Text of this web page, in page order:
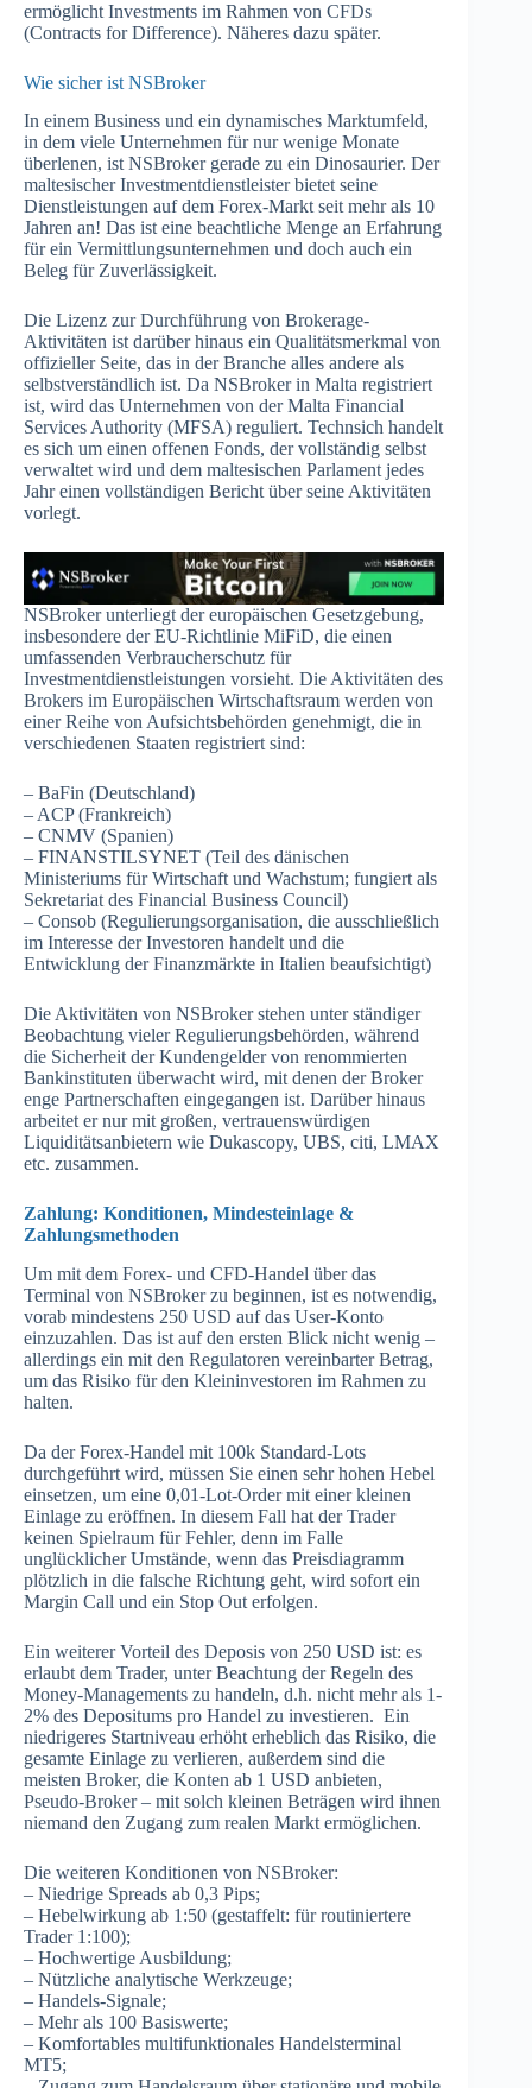
ermöglicht Investments im Rahmen von CFDs
(Contracts for Difference). Näheres dazu später.
Wie sicher ist NSBroker
In einem Business und ein dynamisches Marktumfeld,
in dem viele Unternehmen für nur wenige Monate
überlenen, ist NSBroker gerade zu ein Dinosaurier. Der
maltesischer Investmentdienstleister bietet seine
Dienstleistungen auf dem Forex-Markt seit mehr als 10
Jahren an! Das ist eine beachtliche Menge an Erfahrung
für ein Vermittlungsunternehmen und doch auch ein
Beleg für Zuverlässigkeit.
Die Lizenz zur Durchführung von Brokerage-
Aktivitäten ist darüber hinaus ein Qualitätsmerkmal von
offizieller Seite, das in der Branche alles andere als
selbstverständlich ist. Da NSBroker in Malta registriert
ist, wird das Unternehmen von der Malta Financial
Services Authority (MFSA) reguliert. Technsich handelt
es sich um einen offenen Fonds, der vollständig selbst
verwaltet wird und dem maltesischen Parlament jedes
Jahr einen vollständigen Bericht über seine Aktivitäten
vorlegt.
NSBroker unterliegt der europäischen Gesetzgebung,
insbesondere der EU-Richtlinie MiFiD, die einen
umfassenden Verbraucherschutz für
Investmentdienstleistungen vorsieht. Die Aktivitäten des
Brokers im Europäischen Wirtschaftsraum werden von
einer Reihe von Aufsichtsbehörden genehmigt, die in
verschiedenen Staaten registriert sind:
– BaFin (Deutschland)
– ACP (Frankreich)
– CNMV (Spanien)
– FINANSTILSYNET (Teil des dänischen
Ministeriums für Wirtschaft und Wachstum; fungiert als
Sekretariat des Financial Business Council)
– Consob (Regulierungsorganisation, die ausschließlich
im Interesse der Investoren handelt und die
Entwicklung der Finanzmärkte in Italien beaufsichtigt)
Die Aktivitäten von NSBroker stehen unter ständiger
Beobachtung vieler Regulierungsbehörden, während
die Sicherheit der Kundengelder von renommierten
Bankinstituten überwacht wird, mit denen der Broker
enge Partnerschaften eingegangen ist. Darüber hinaus
arbeitet er nur mit großen, vertrauenswürdigen
Liquiditätsanbietern wie Dukascopy, UBS, citi, LMAX
etc. zusammen.
Zahlung: Konditionen, Mindesteinlage &
Zahlungsmethoden
Um mit dem Forex- und CFD-Handel über das
Terminal von NSBroker zu beginnen, ist es notwendig,
vorab mindestens 250 USD auf das User-Konto
einzuzahlen. Das ist auf den ersten Blick nicht wenig –
allerdings ein mit den Regulatoren vereinbarter Betrag,
um das Risiko für den Kleininvestoren im Rahmen zu
halten.
Da der Forex-Handel mit 100k Standard-Lots
durchgeführt wird, müssen Sie einen sehr hohen Hebel
einsetzen, um eine 0,01-Lot-Order mit einer kleinen
Einlage zu eröffnen. In diesem Fall hat der Trader
keinen Spielraum für Fehler, denn im Falle
unglücklicher Umstände, wenn das Preisdiagramm
plötzlich in die falsche Richtung geht, wird sofort ein
Margin Call und ein Stop Out erfolgen.
Ein weiterer Vorteil des Deposis von 250 USD ist: es
erlaubt dem Trader, unter Beachtung der Regeln des
Money-Managements zu handeln, d.h. nicht mehr als 1-
2% des Depositums pro Handel zu investieren. Ein
niedrigeres Startniveau erhöht erheblich das Risiko, die
gesamte Einlage zu verlieren, außerdem sind die
meisten Broker, die Konten ab 1 USD anbieten,
Pseudo-Broker – mit solch kleinen Beträgen wird ihnen
niemand den Zugang zum realen Markt ermöglichen.
Die weiteren Konditionen von NSBroker:
– Niedrige Spreads ab 0,3 Pips;
– Hebelwirkung ab 1:50 (gestaffelt: für routiniertere
Trader 1:100);
– Hochwertige Ausbildung;
– Nützliche analytische Werkzeuge;
– Handels-Signale;
– Mehr als 100 Basiswerte;
– Komfortables multifunktionales Handelsterminal
MT5;